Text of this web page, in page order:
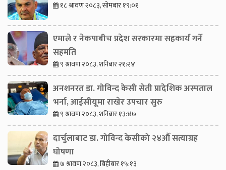
१८ श्रावण २०८३, सोमबार १९:०१
एमाले र नेकपाबीच प्रदेश सरकारमा सहकार्य गर्ने
सहमति
९ श्रावण २०८३, शनिबार २१:२४
अनशनरत डा. गोविन्द केसी सेती प्रादेशिक अस्पताल
भर्ना, आईसीयूमा राखेर उपचार सुरु
९ श्रावण २०८३, शनिबार १३:४७
दार्चुलाबाट डा. गोविन्द केसीको २४औँ सत्याग्रह
घोषणा
७ श्रावण २०८३, बिहीबार १५:१३